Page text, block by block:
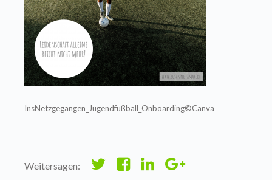
InsNetzgegangen_Jugendfußball_Onboarding©Canva
Weitersagen: